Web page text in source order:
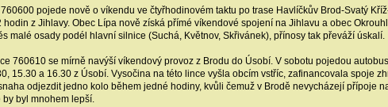
pojede nově o víkendu ve čtyřhodinovém taktu po trase Havlíčkův Brod-Svatý
hodin z Jihlavy. Obec Lípa nově získá přímé víkendové spojení na Jihlavu a obec
malé osady podél hlavní silnice (Suchá, Květnov, Skřivánek), přínosy tak převáží úskalí.
760610 se mírně navýší víkendový provoz z Brodu do Úsobí. V sobotu pojedou
15.30 a 16.30 z Úsobí. Vysočina na této lince vyšla obcím vstříc, zafinancovala spoje
odjezdit jedno kolo během jedné hodiny, kvůli čemuž v Brodě nevycházejí přípoje
by byl mnohem lepší.